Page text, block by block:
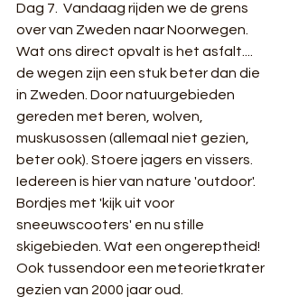
Dag 7.  Vandaag rijden we de grens
over van Zweden naar Noorwegen.
Wat ons direct opvalt is het asfalt....
de wegen zijn een stuk beter dan die
in Zweden. Door natuurgebieden
gereden met beren, wolven,
muskusossen (allemaal niet gezien,
beter ook). Stoere jagers en vissers.
Iedereen is hier van nature 'outdoor'.
Bordjes met 'kijk uit voor
sneeuwscooters' en nu stille
skigebieden. Wat een ongereptheid!
Ook tussendoor een meteorietkrater
gezien van 2000 jaar oud.